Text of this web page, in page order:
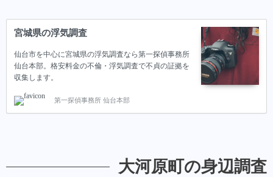
宮城県の浮気調査
仙台市を中心に宮城県の浮気調査なら第一探偵事務所
仙台本部。格安料金の不倫・浮気調査で不貞の証拠を
収集します。
第一探偵事務所 仙台本部
大河原町の身辺調査